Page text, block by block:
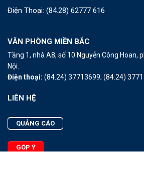
Điện Thoại: (84.28) 62777 616
VĂN PHÒNG MIỀN BẮC
Tầng 1, nhà A8, số 10 Nguyễn Công Hoan,
Nội.
Điện thoại: (84.24) 37713699; (84.24)
LIÊN HỆ
QUẢNG CÁO
GÓP Ý